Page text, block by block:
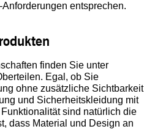
entsprechen.
finden Sie unter
Egal, ob Sie
ohne zusätzliche Sichtbarkeit
und Sicherheitskleidung mit
sind natürlich die
dass Material und Design an